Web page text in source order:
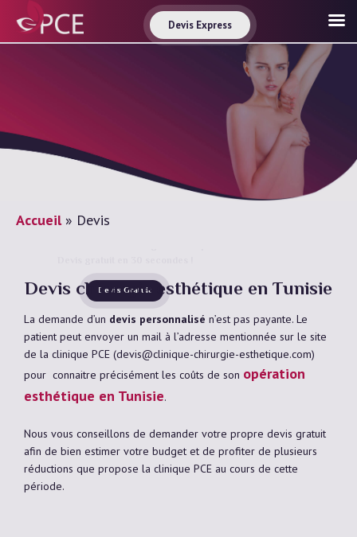
Devis Gratuit
Accueil» Devis
Devis chirurgie esthétique en Tunisie
La demande d’un devis personnalisé n’est pas payante. Le
patient peut envoyer un mail à l’adresse mentionnée sur le site
de la clinique PCE (devis@clinique-chirurgie-esthetique.com)
pour connaitre précisément les coûts de son opération
esthétique en Tunisie.
Nous vous conseillons de demander votre propre devis gratuit
afin de bien estimer votre budget et de profiter de plusieurs
réductions que propose la clinique PCE au cours de cette
période.
Devis Express